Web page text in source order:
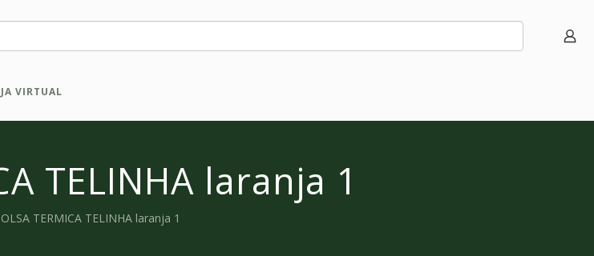
VIRTUAL
TELINHA laranja 1
TERMICA TELINHA laranja 1